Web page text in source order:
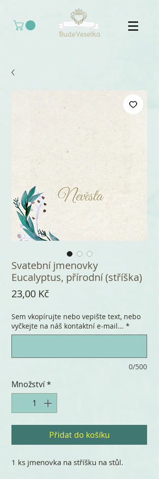
Svatební jmenovky
Eucalyptus, přírodní (stříška)
23,00 Kč
Sem vkopírujte nebo vepište text, nebo
vyčkejte na náš kontaktní e-mail... *
0/500
Množství*
Přidat do košíku
1 ks jmenovka na stříšku na stůl.